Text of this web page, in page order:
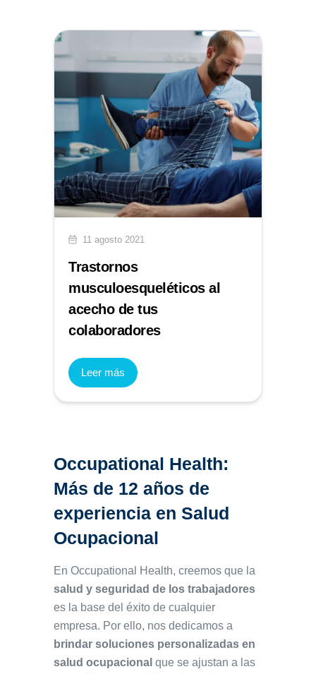
11 agosto 2021
Trastornos
musculoesqueléticos al
acecho de tus
colaboradores
Leer más
Occupational Health:
Más de 12 años de
experiencia en Salud
Ocupacional
En Occupational Health, creemos que la
salud y seguridad de los trabajadores
es la base del éxito de cualquier
empresa. Por ello, nos dedicamos a
brindar soluciones personalizadas en
salud ocupacional que se ajustan a las